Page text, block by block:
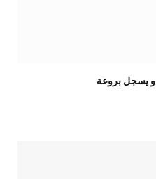
و يسجل بروعة